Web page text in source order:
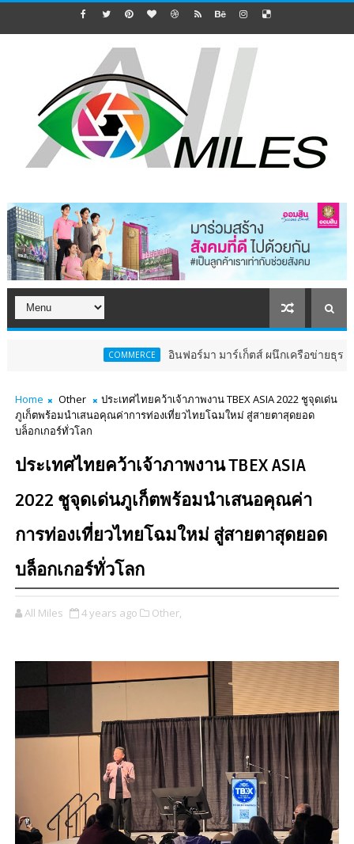
อินฟอร์มา มาร์เก็ตส์ ผนึกเครือข่ายธุรกิจท่องเที่ยว-บริ
Home Other
ประเทศไทยคว้าเจ้าภาพงาน TBEX ASIA 2022 ชูจุดเด่น
ภูเก็ตพร้อมนำเสนอคุณค่าการท่องเที่ยวไทยโฉมใหม่ สู่สายตาสุดยอด
บล็อกเกอร์ทั่วโลก
ประเทศไทยคว้าเจ้าภาพงาน TBEX ASIA
2022 ชูจุดเด่นภูเก็ตพร้อมนำเสนอคุณค่า
การท่องเที่ยวไทยโฉมใหม่ สู่สายตาสุดยอด
บล็อกเกอร์ทั่วโลก
All Miles 4 years ago Other,